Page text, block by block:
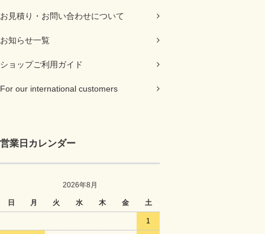
お見積り・お問い合わせについて
お知らせ一覧
ショップご利用ガイド
For our international customers
営業日カレンダー
2026年8月
日 月 火 水 木 金 土
1